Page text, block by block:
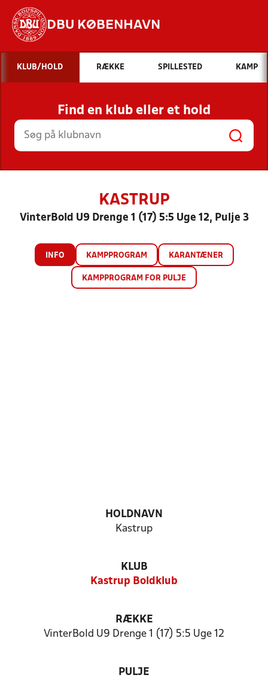
DBU KØBENHAVN
Hvad vil du søge efter?
INDHOLD OG NYHEDER
STILLINGER, RESULTATER, KLUBBER OG
HOLD
KLUB/HOLD RÆKKE SPILLESTED KAMP
Find en klub eller et hold
KASTRUP
VinterBold U9 Drenge 1 (17) 5:5 Uge 12, Pulje 3
INFO KAMPPROGRAM KARANTÆNER
KAMPPROGRAM FOR PULJE
HOLDNAVN
Kastrup
KLUB
Kastrup Boldklub
RÆKKE
VinterBold U9 Drenge 1 (17) 5:5 Uge 12
PULJE